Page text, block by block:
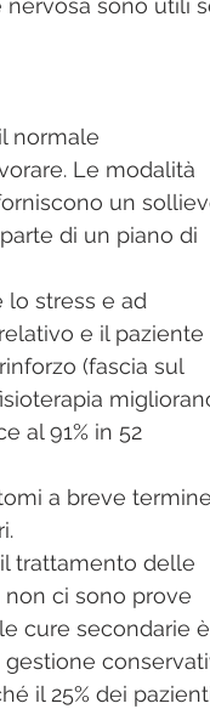
sono utili
normale
Le modalità
un
di un piano di
stress e ad
e il paziente
(fascia sul
al 91% in 52
a breve termine
trattamento delle
ci sono prove
cure secondarie è
il 25% dei